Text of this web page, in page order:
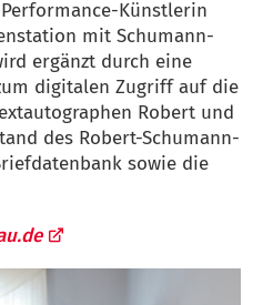
Künstlerin
mit Schumann-
ergänzt durch eine
digitalen Zugriff auf die
Robert und
des Robert-Schumann-
sowie die